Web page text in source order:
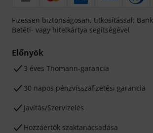
Fizessen biztonságosan, titkosítással:
Betéti- vagy hitelkártya segítségével
Előnyök
3 éves Thomann-garancia
30 napos pénzvisszafizetési garancia
Javítás/Szervizelés
Hozzáértők szaktanácsadása